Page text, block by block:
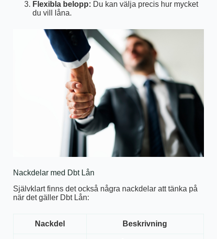
Flexibla belopp: Du kan välja precis hur mycket
du vill låna.
Nackdelar med Dbt Lån
Självklart finns det också några nackdelar att tänka på
när det gäller Dbt Lån:
Nackdel Beskrivning